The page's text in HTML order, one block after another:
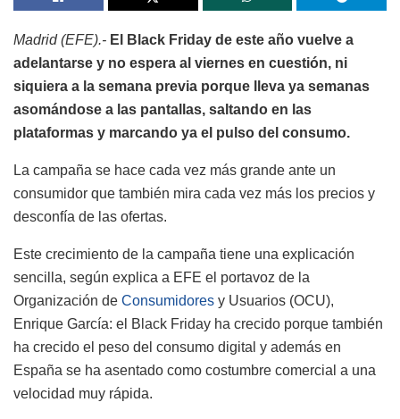
Madrid (EFE).- El Black Friday de este año vuelve a
adelantarse y no espera al viernes en cuestión, ni
siquiera a la semana previa porque lleva ya semanas
asomándose a las pantallas, saltando en las
plataformas y marcando ya el pulso del consumo.
La campaña se hace cada vez más grande ante un
consumidor que también mira cada vez más los precios y
desconfía de las ofertas.
Este crecimiento de la campaña tiene una explicación
sencilla, según explica a EFE el portavoz de la
Organización de Consumidores y Usuarios (OCU),
Enrique García: el Black Friday ha crecido porque también
ha crecido el peso del consumo digital y además en
España se ha asentado como costumbre comercial a una
velocidad muy rápida.